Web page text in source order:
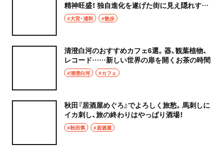
精神旺盛！ 独自進化を遂げた街に見え隠れする
遊び心と創意工夫
#大宮・浦和 #散歩
清澄白河のおすすめカフェ6選。器、観葉植物、
レコード……新しい世界の扉を開くお茶の時間
#清澄白河 #カフェ
秋田『居酒屋めぐろ』でよろしく旅愁。馬刺しに
イカ刺し、旅の終わりはやっぱり酒場！
#秋田県 #居酒屋